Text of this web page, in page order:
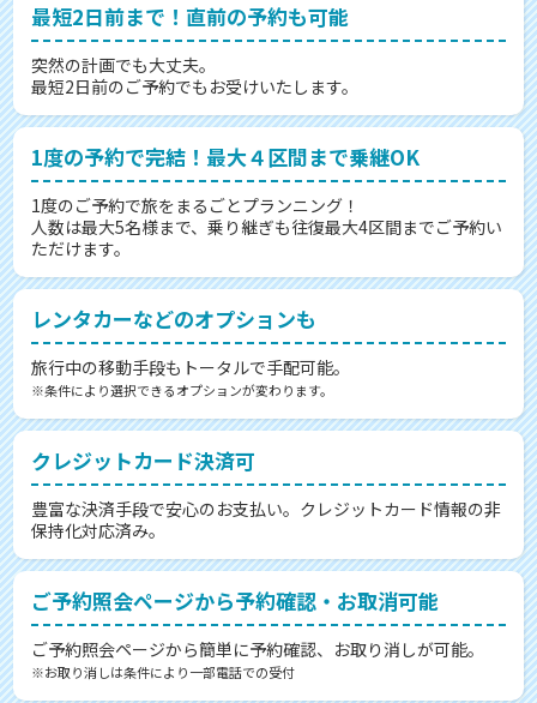
最短2日前まで！直前の予約も可能
突然の計画でも大丈夫。
最短2日前のご予約でもお受けいたします。
1度の予約で完結！最大４区間まで乗継OK
1度のご予約で旅をまるごとプランニング！
人数は最大5名様まで、乗り継ぎも往復最大4区間までご予約い
ただけます。
レンタカーなどのオプションも
旅行中の移動手段もトータルで手配可能。
※条件により選択できるオプションが変わります。
クレジットカード決済可
豊富な決済手段で安心のお支払い。クレジットカード情報の非
保持化対応済み。
ご予約照会ページから予約確認・お取消可能
ご予約照会ページから簡単に予約確認、お取り消しが可能。
※お取り消しは条件により一部電話での受付